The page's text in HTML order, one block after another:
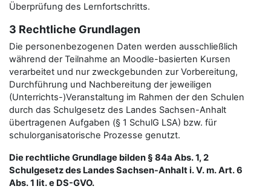
Überprüfung des Lernfortschritts.
3 Rechtliche Grundlagen
Die personenbezogenen Daten werden ausschließlich
während der Teilnahme an Moodle-basierten Kursen
verarbeitet und nur zweckgebunden zur Vorbereitung,
Durchführung und Nachbereitung der jeweiligen
(Unterrichts-)Veranstaltung im Rahmen der den Schulen
durch das Schulgesetz des Landes Sachsen-Anhalt
übertragenen Aufgaben (§ 1 SchulG LSA) bzw. für
schulorganisatorische Prozesse genutzt.
Die rechtliche Grundlage bilden § 84a Abs. 1, 2
Schulgesetz des Landes Sachsen-Anhalt i. V. m. Art. 6
Abs. 1 lit. e DS-GVO.